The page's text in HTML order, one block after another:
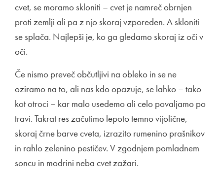
cvet, se moramo skloniti – cvet je namreč obrnjen
proti zemlji ali pa z njo skoraj vzporeden. A skloniti
se splača. Najlepši je, ko ga gledamo skoraj iz oči v
oči.
Če nismo preveč občutljivi na obleko in se ne
oziramo na to, ali nas kdo opazuje, se lahko – tako
kot otroci – kar malo usedemo ali celo povaljamo po
travi. Takrat res začutimo lepoto temno vijolične,
skoraj črne barve cveta, izrazito rumenino prašnikov
in rahlo zelenino pestičev. V zgodnjem pomladnem
soncu in modrini neba cvet zažari.